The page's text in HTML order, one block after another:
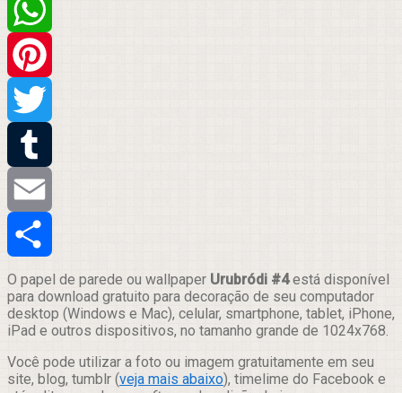
Facebook
WhatsApp
Pinterest
Twitter
Tumblr
Email
Compartilhar
O papel de parede ou wallpaper Urubródi #4está disponível
para download gratuito para decoração de seu computador
desktop (Windows e Mac), celular, smartphone, tablet, iPhone,
iPad e outros dispositivos, no tamanho grande de 1024x768.
Você pode utilizar a foto ou imagem gratuitamente em seu
site, blog, tumblr (veja mais abaixo), timelime do Facebook e